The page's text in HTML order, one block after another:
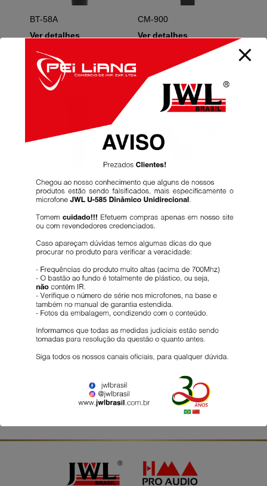
BT-58A
Ver detalhes
CM-900
Ver detalhes
EMS-580
Ver detalhes
IB-01
Ver detalhes
J-M1
Ver detalhes
1 2 →